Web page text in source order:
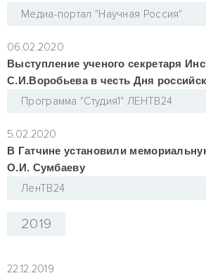
Медиа-портал "Научная Россия"
06.02.2020
Выступление ученого секретаря
С.И.Воробьева в честь Дня
Программа "Студия1" ЛЕНТВ24
5.02.2020
В Гатчине установили
О.И. Сумбаеву
ЛенТВ24
2019
22.12.2019